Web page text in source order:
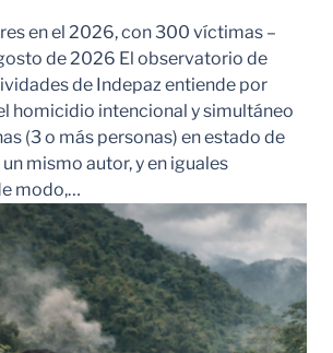
en el 2026, con 300 víctimas –
de 2026 El observatorio de
de Indepaz entiende por
homicidio intencional y simultáneo
(3 o más personas) en estado de
mismo autor, y en iguales
modo,…